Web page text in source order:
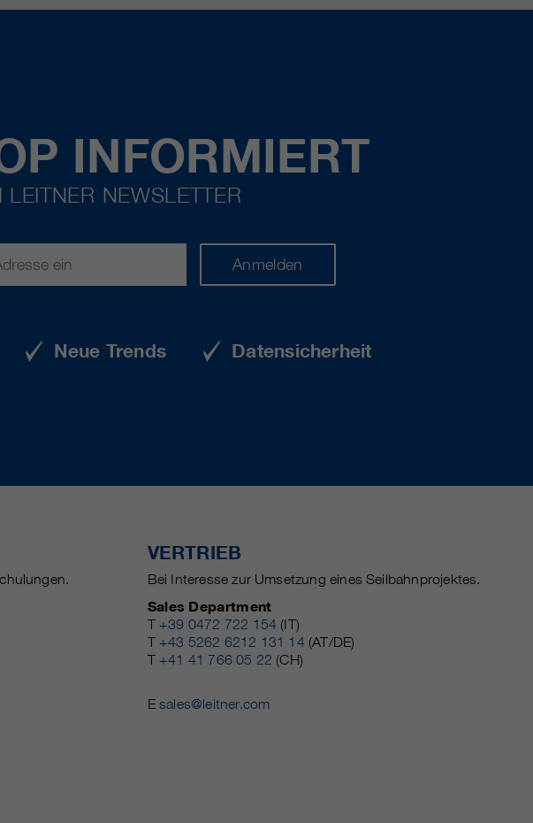
INFORMIERT
LEITNER NEWSLETTER
Anmelden
Neue Trends Datensicherheit
VERTRIEB
Bei Interesse zur Umsetzung eines Seilbahnprojektes.
Sales Department
T +39 0472 722 154 (IT)
T +43 5262 6212 131 14(AT/DE)
T +41 41 766 05 22 (CH)
Esales@leitner.com